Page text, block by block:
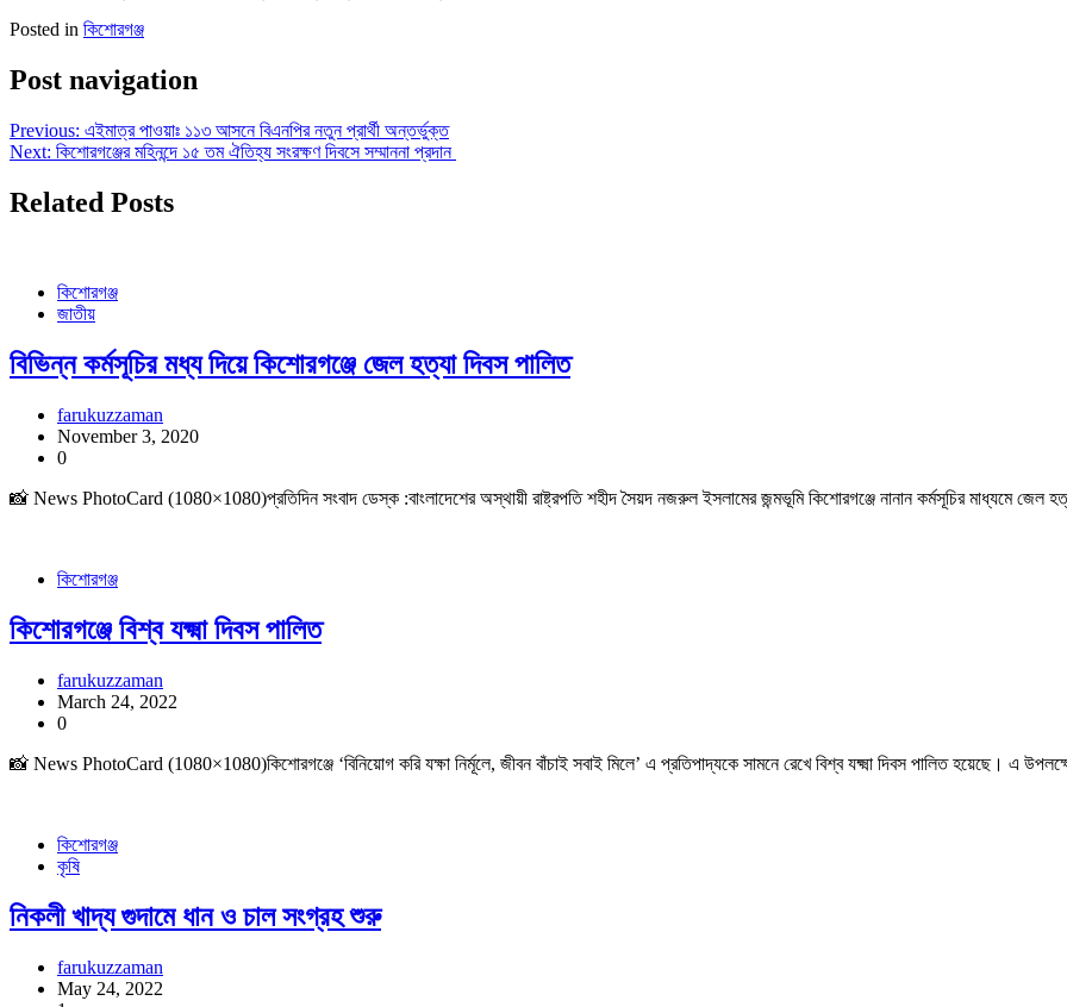
Posted in কিশোরগঞ্জ
Post navigation
Previous: এইমাত্র পাওয়াঃ ১১৩ আসনে বিএনপির নতুন প্রার্থী অন্তর্ভুক্ত
Next: কিশোরগঞ্জের মহিনন্দে ১৫ তম ঐতিহ্য সংরক্ষণ দিবসে সম্মাননা প্রদান
Related Posts
কিশোরগঞ্জ
জাতীয়
বিভিন্ন কর্মসূচির মধ্য দিয়ে কিশোরগঞ্জে জেল হত্যা দিবস পালিত
farukuzzaman
November 3, 2020
0
📸 News PhotoCard (1080×1080)প্রতিদিন সংবাদ ডেস্ক :বাংলাদেশের অস্থায়ী রাষ্ট্রপতি শহীদ সৈয়দ নজরুল ইসলামের জন্মভূমি কিশোরগঞ্জে নানান কর্মসূচির মাধ্যমে জেল
কিশোরগঞ্জ
কিশোরগঞ্জে বিশ্ব যক্ষ্মা দিবস পালিত
farukuzzaman
March 24, 2022
0
📸 News PhotoCard (1080×1080)কিশোরগঞ্জে ‘বিনিয়োগ করি যক্ষা নির্মূলে, জীবন বাঁচাই সবাই মিলে’ এ প্রতিপাদ্যকে সামনে রেখে বিশ্ব যক্ষ্মা দিবস পালিত হয়েছে। এ
কিশোরগঞ্জ
কৃষি
নিকলী খাদ্য গুদামে ধান ও চাল সংগ্রহ শুরু
farukuzzaman
May 24, 2022